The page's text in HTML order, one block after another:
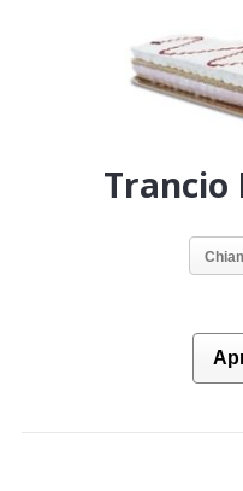
Trancio